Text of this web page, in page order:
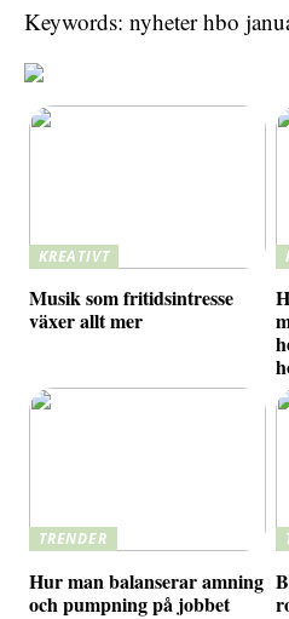
Keywords: nyheter hbo
KREATIVT
Musik som fritidsintresse
växer allt mer
TRENDER
Hur man balanserar amning
och pumpning på jobbet